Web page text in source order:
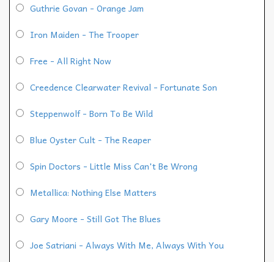
Guthrie Govan - Orange Jam
Iron Maiden - The Trooper
Free - All Right Now
Creedence Clearwater Revival - Fortunate Son
Steppenwolf - Born To Be Wild
Blue Oyster Cult - The Reaper
Spin Doctors - Little Miss Can't Be Wrong
Metallica: Nothing Else Matters
Gary Moore - Still Got The Blues
Joe Satriani - Always With Me, Always With You